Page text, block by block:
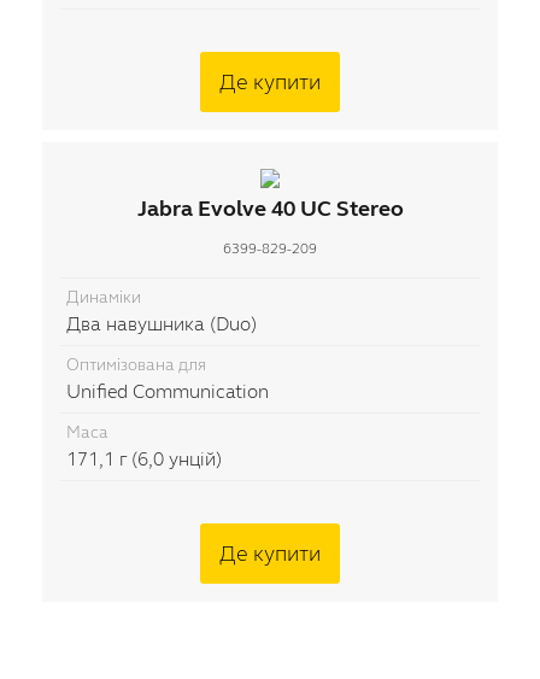
Де купити
Jabra Evolve 40 UC Stereo
6399-829-209
Динаміки
Два навушника (Duo)
Оптимізована для
Unified Communication
Маса
171,1 г (6,0 унцій)
Де купити